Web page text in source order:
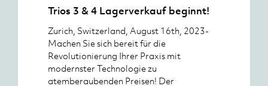
Trios 3 & 4 Lagerverkauf beginnt!
Zurich, Switzerland, August 16th, 2023-
Machen Sie sich bereit für die
Revolutionierung Ihrer Praxis mit
modernster Technologie zu
atemberaubenden Preisen! Der